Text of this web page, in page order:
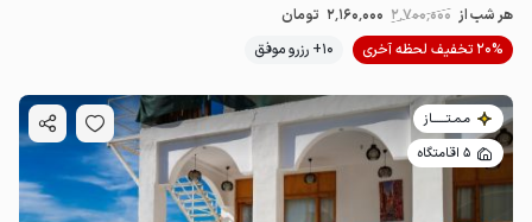
هر شب از 2٬700٬000 2٬160٬000 تومان
20% تخفیف لحظه آخری
10+ رزرو موفق
مـمـتــــــاز
5 اقامتگاه